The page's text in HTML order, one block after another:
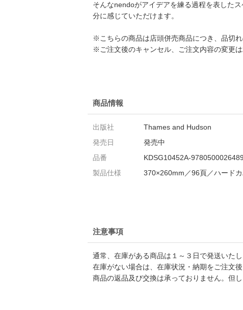
そんなnendoがアイデアを練る過程を表した
分に感じていただけます。
※こちらの商品は店頭併売商品につき、品切
※ご注文後のキャンセル、ご注文内容の変更
商品情報
出版社
Thames and Hudson
発売日
発売中
品番
KDSG10452A-9780500026489
製品仕様
370×260mm／96頁／ハード
注意事項
通常、在庫がある商品は１～３日で発送いたし
在庫がない場合は、在庫状況・納期をご注文
商品の返品及び交換は承っておりません。但